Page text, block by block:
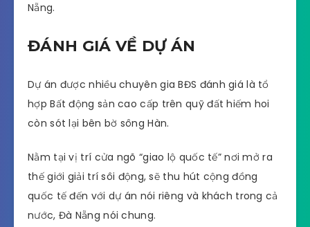
Nẵng.
ĐÁNH GIÁ VỀ DỰ ÁN
Dự án được nhiều chuyên gia BĐS đánh giá là tổ
hợp Bất động sản cao cấp trên quỹ đất hiếm hoi
còn sót lại bên bờ sông Hàn.
Nằm tại vị trí cửa ngõ “giao lộ quốc tế” nơi mở ra
thế giới giải trí sôi động, sẽ thu hút cộng đồng
quốc tế đến với dự án nói riêng và khách trong cả
nước, Đà Nẵng nói chung.